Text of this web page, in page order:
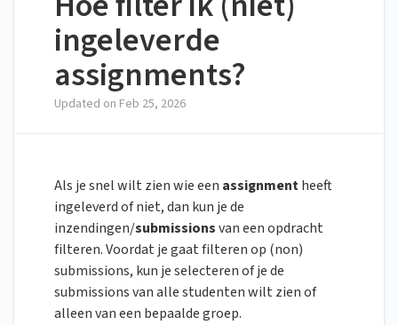
ingeleverde
assignments?
Updated on Feb 25, 2026
Als je snel wilt zien wie een assignmentheeft
ingeleverd of niet, dan kun je de
inzendingen/submissionsvan een opdracht
filteren. Voordat je gaat filteren op (non)
submissions, kun je selecteren of je de
submissions van alle studenten wilt zien of
alleen van een bepaalde groep.